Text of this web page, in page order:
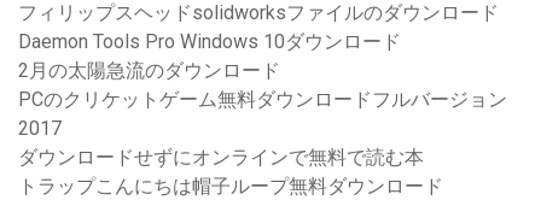
フィリップスヘッドsolidworksファイルのダウンロード
Daemon Tools Pro Windows 10ダウンロード
2月の太陽急流のダウンロード
PCのクリケットゲーム無料ダウンロードフルバージョン
2017
ダウンロードせずにオンラインで無料で読む本
トラップこんにちは帽子ループ無料ダウンロード